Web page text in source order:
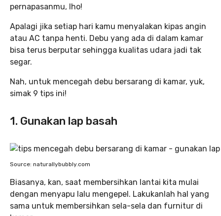
pernapasanmu, lho!
Apalagi jika setiap hari kamu menyalakan kipas angin
atau AC tanpa henti. Debu yang ada di dalam kamar
bisa terus berputar sehingga kualitas udara jadi tak
segar.
Nah, untuk mencegah debu bersarang di kamar, yuk,
simak 9 tips ini!
1. Gunakan lap basah
Source: naturallybubbly.com
Biasanya, kan, saat membersihkan lantai kita mulai
dengan menyapu lalu mengepel. Lakukanlah hal yang
sama untuk membersihkan sela-sela dan furnitur di